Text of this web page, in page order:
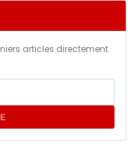
articles directement